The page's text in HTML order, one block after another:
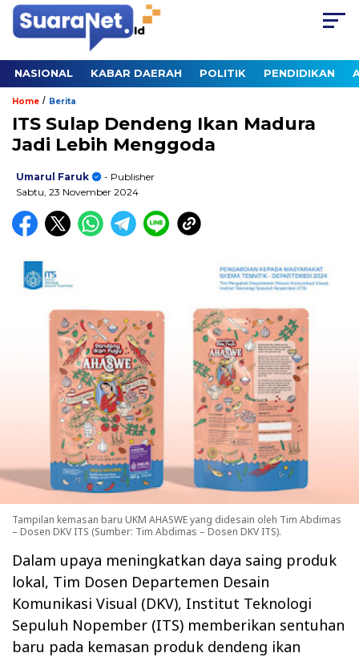
NASIONAL KABAR DAERAH POLITIK PENDIDIKAN
Home / Berita
ITS Sulap Dendeng Ikan Madura
Jadi Lebih Menggoda
Umarul Faruk
- Publisher
Sabtu, 23 November 2024
Tampilan kemasan baru UKM AHASWE yang didesain oleh Tim Abdimas
– Dosen DKV ITS (Sumber: Tim Abdimas – Dosen DKV ITS).
Dalam upaya meningkatkan daya saing produk
lokal, Tim Dosen Departemen Desain
Komunikasi Visual (DKV), Institut Teknologi
Sepuluh Nopember (ITS) memberikan sentuhan
baru pada kemasan produk dendeng ikan